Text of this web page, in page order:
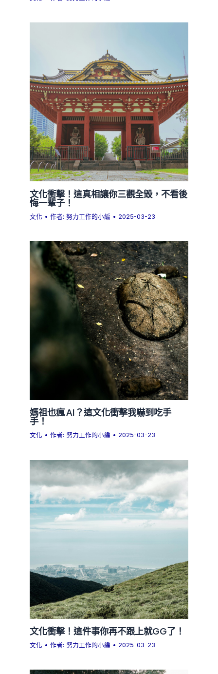
文化衝擊！這真相讓你三觀全毀，不看後
悔一輩子！
文化 • 作者:努力工作的小編 • 2025-03-23
媽祖也瘋 AI？這文化衝擊我嚇到吃手
手！
文化 • 作者:努力工作的小編 • 2025-03-23
文化衝擊！這件事你再不跟上就GG了！
文化 • 作者:努力工作的小編 • 2025-03-23